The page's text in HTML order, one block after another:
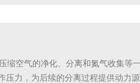
空气的净化、分离和氮气收集等
力，为后续的分离过程提供动力